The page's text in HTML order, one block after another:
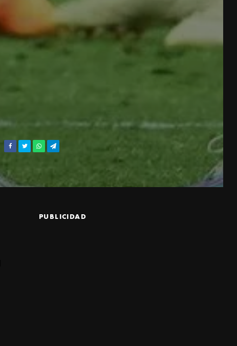
PUBLICIDAD